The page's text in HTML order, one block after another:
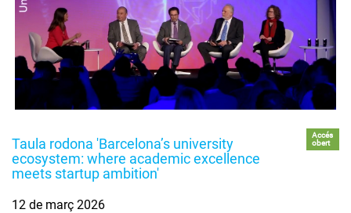
Taula rodona 'Barcelona’s university
ecosystem: where academic excellence
meets startup ambition'
Accés
obert
12 de març 2026